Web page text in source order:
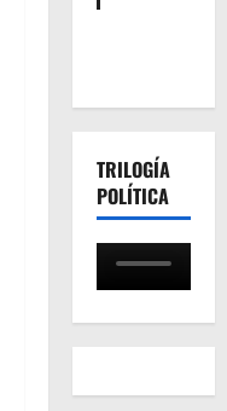
TRILOGÍA
POLÍTICA